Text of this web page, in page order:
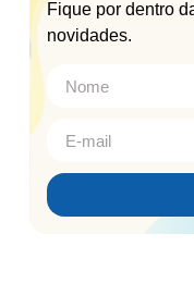
Fique por dentro
novidades.